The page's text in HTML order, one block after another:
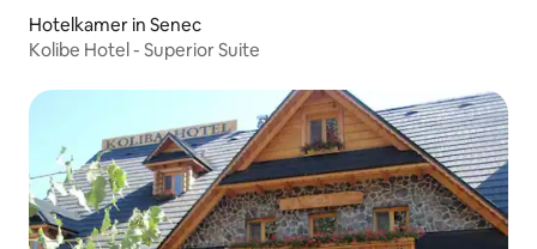
Hotelkamer in Senec
Kolibe Hotel - Superior Suite